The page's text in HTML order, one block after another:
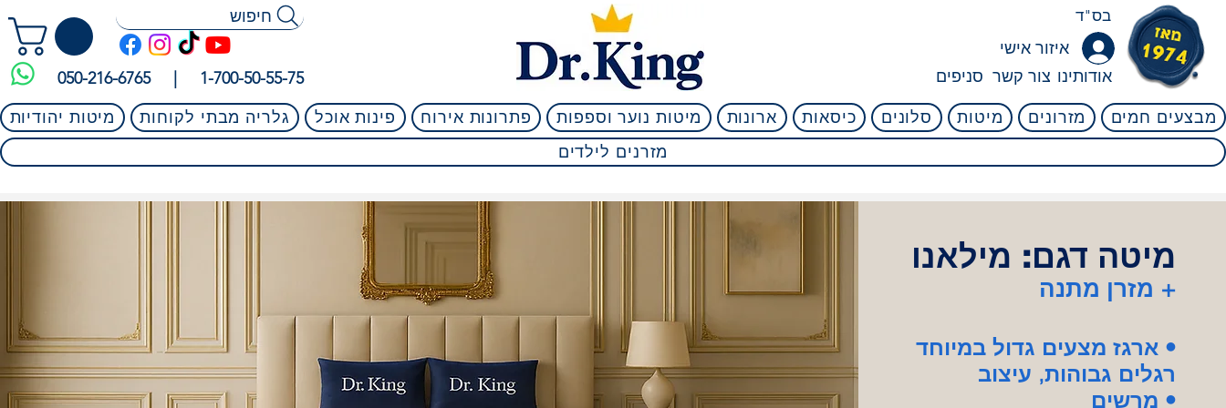
חיפוש בס"ד
050-216-6765 | 1-700-50-55-75
איזור אישי
סניפים צור קשר אודותינו
מבצעים חמים מזרונים מיטות סלונים כיסאות ארונות מיטות נוער וספפות פתרונות אירוח פינות אוכל גלריה מבתי לקוחות
מיטות יהודיות
מזרנים לילדים
מיטה דגם: מילאנו
מזרן מתנה +
ארגז מצעים גדול במיוחד •
רגלים גבוהות, עיצוב
מרשים •